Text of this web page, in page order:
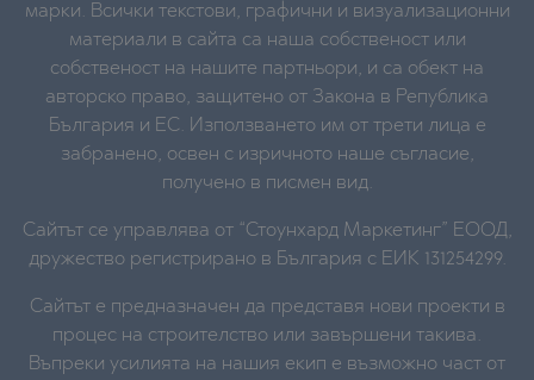
марки. Всички текстови, графични и визуализационни
материали в сайта са наша собственост или
собственост на нашите партньори, и са обект на
авторско право, защитено от Закона в Република
България и ЕС. Използването им от трети лица е
забранено, освен с изричното наше съгласие,
получено в писмен вид.
Сайтът се управлява от “Стоунхард Маркетинг” ЕООД,
дружество регистрирано в България с ЕИК 131254299.
Сайтът е предназначен да представя нови проекти в
процес на строителство или завършени такива.
Въпреки усилията на нашия екип е възможно част от